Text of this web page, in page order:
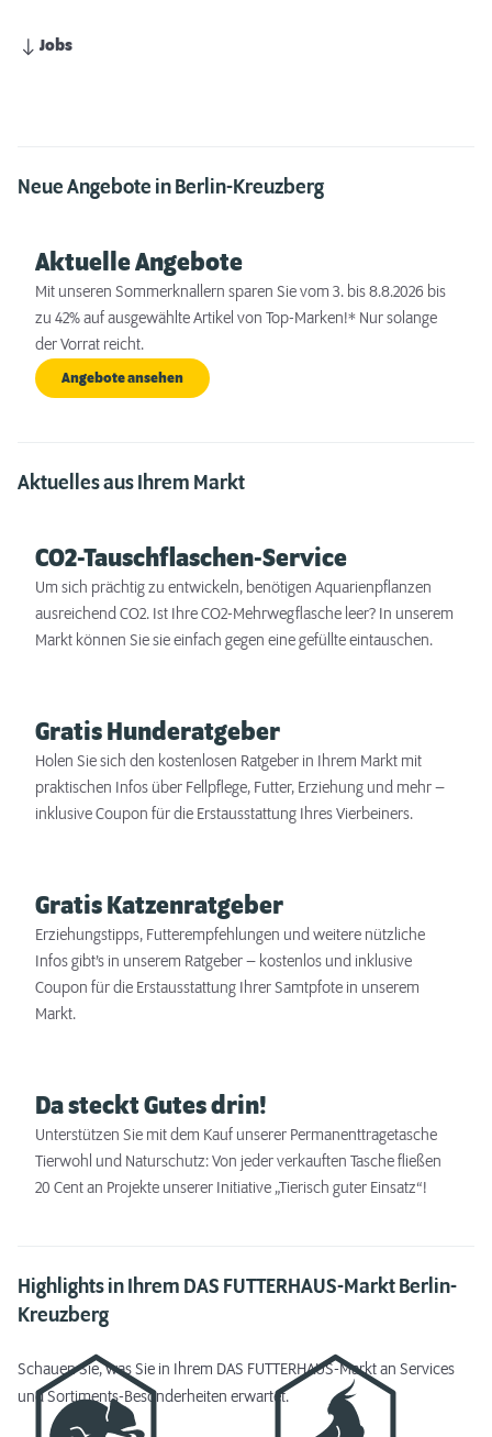
Jobs
Neue Angebote in Berlin-Kreuzberg
Aktuelle Angebote
Mit unseren Sommerknallern sparen Sie vom 3. bis 8.8.2026 bis
zu 42% auf ausgewählte Artikel von Top-Marken!* Nur solange
der Vorrat reicht.
Angebote ansehen
Aktuelles aus Ihrem Markt
CO2-Tauschflaschen-Service
Um sich prächtig zu entwickeln, benötigen Aquarienpflanzen
ausreichend CO2. Ist Ihre CO2-Mehrwegflasche leer? In unserem
Markt können Sie sie einfach gegen eine gefüllte eintauschen.
Gratis Hunderatgeber
Holen Sie sich den kostenlosen Ratgeber in Ihrem Markt mit
praktischen Infos über Fellpflege, Futter, Erziehung und mehr –
inklusive Coupon für die Erstausstattung Ihres Vierbeiners.
Gratis Katzenratgeber
Erziehungstipps, Futterempfehlungen und weitere nützliche
Infos gibt’s in unserem Ratgeber – kostenlos und inklusive
Coupon für die Erstausstattung Ihrer Samtpfote in unserem
Markt.
Da steckt Gutes drin!
Unterstützen Sie mit dem Kauf unserer Permanenttragetasche
Tierwohl und Naturschutz: Von jeder verkauften Tasche fließen
20 Cent an Projekte unserer Initiative „Tierisch guter Einsatz“!
Highlights in Ihrem DAS FUTTERHAUS-Markt Berlin-
Kreuzberg
Schauen Sie, was Sie in Ihrem DAS FUTTERHAUS-Markt an Services
und Sortiments-Besonderheiten erwartet.